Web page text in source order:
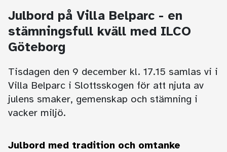
Julbord på Villa Belparc - en
stämningsfull kväll med ILCO
Göteborg
Tisdagen den 9 december kl. 17.15 samlas vi i
Villa Belparc i Slottsskogen för att njuta av
julens smaker, gemenskap och stämning i
vacker miljö.
Julbord med tradition och omtanke